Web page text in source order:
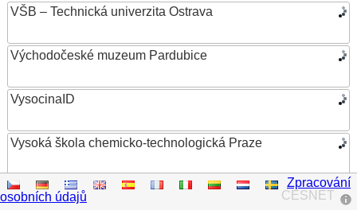
VŠB – Technická univerzita Ostrava
Východočeské muzeum Pardubice
VysocinaID
Vysoká škola chemicko-technologická Praze
Vysoká škola ekonomická v Praze
CESNET
Zpracování
osobních údajů